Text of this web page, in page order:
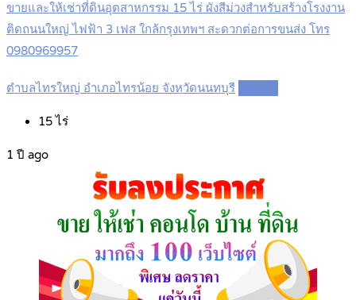
ขายและให้เช่าที่ดินอุตสาหกรรม 15 ไร่ ผังสีม่วงสำหรับสร้างโรงงาน
ติดถนนใหญ่ ไฟฟ้า 3 เฟส ใกล้กรุงเทพฯ สะดวกต่อการขนส่ง โทร
0980969957
ตำบลไทรใหญ่ อำเภอไทรน้อย จังหวัดนนทบุรี
15ไร่
1 ปี ago